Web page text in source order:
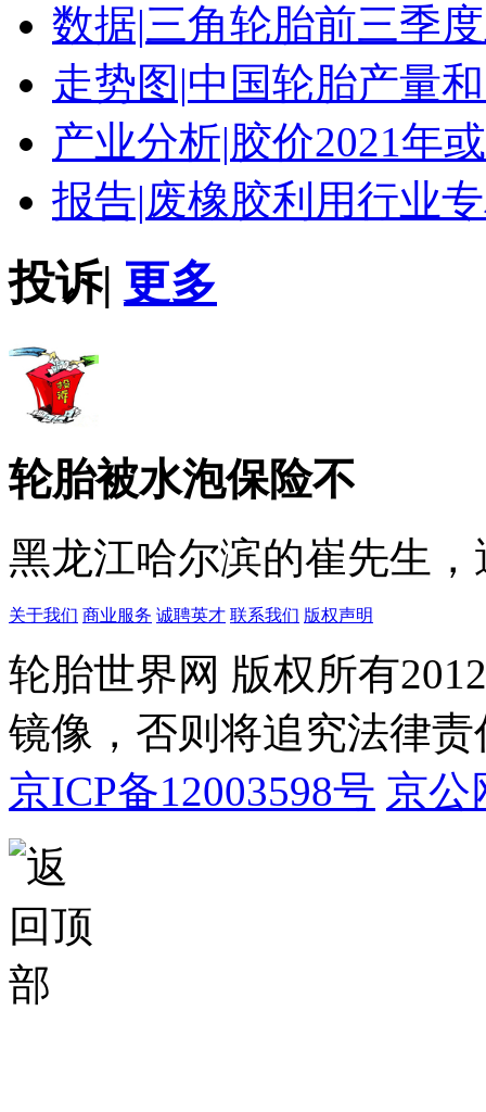
数据|三角轮胎前三季
走势图|中国轮胎产量
产业分析|胶价2021年
报告|废橡胶利用行业
投诉| 更多
轮胎被水泡保险不
黑龙江哈尔滨的崔先生
关于我们 商业服务 诚聘英才 联系我们 版权声明
轮胎世界网 版权所有
镜像，否则将追究法律责
京ICP备12003598号 京公